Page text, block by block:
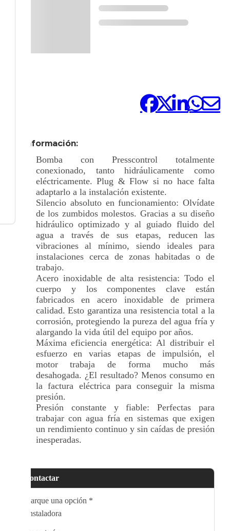
+ Información:
Bomba con Presscontrol totalmente
conexionado, tanto hidráulicamente como
eléctricamente. Plug & Flow si no hace falta
adaptarlo a la instalación existente.
Silencio absoluto en funcionamiento: Olvídate
de los zumbidos molestos. Gracias a su diseño
hidráulico optimizado y al guiado fluido del
agua a través de sus etapas, reducen las
vibraciones al mínimo, siendo ideales para
instalaciones cerca de zonas habitadas o de
trabajo.
Acero inoxidable de alta resistencia: Todo el
cuerpo y los componentes clave están
fabricados en acero inoxidable de primera
calidad. Esto garantiza una resistencia total a la
corrosión, protegiendo la pureza del agua fría y
alargando la vida útil del equipo por años.
Máxima eficiencia energética: Al distribuir el
esfuerzo en varias etapas de impulsión, el
motor trabaja de forma mucho más
desahogada. ¿El resultado? Menos consumo en
la factura eléctrica para conseguir la misma
presión.
Presión constante y fiable: Perfectas para
trabajar con agua fría en sistemas que exigen
un rendimiento continuo y sin caídas de presión
inesperadas.
Contactar
Marque una opción *
Instaladora